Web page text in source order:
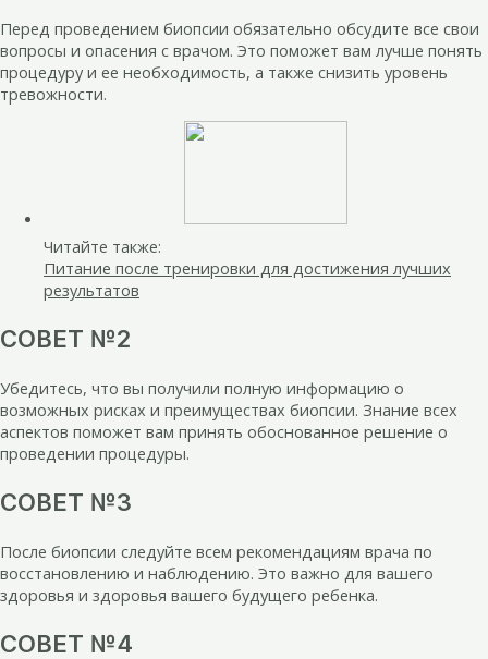
Перед проведением биопсии обязательно обсудите все свои
вопросы и опасения с врачом. Это поможет вам лучше понять
процедуру и ее необходимость, а также снизить уровень
тревожности.
Читайте также:
Питание после тренировки для достижения лучших
результатов
СОВЕТ №2
Убедитесь, что вы получили полную информацию о
возможных рисках и преимуществах биопсии. Знание всех
аспектов поможет вам принять обоснованное решение о
проведении процедуры.
СОВЕТ №3
После биопсии следуйте всем рекомендациям врача по
восстановлению и наблюдению. Это важно для вашего
здоровья и здоровья вашего будущего ребенка.
СОВЕТ №4